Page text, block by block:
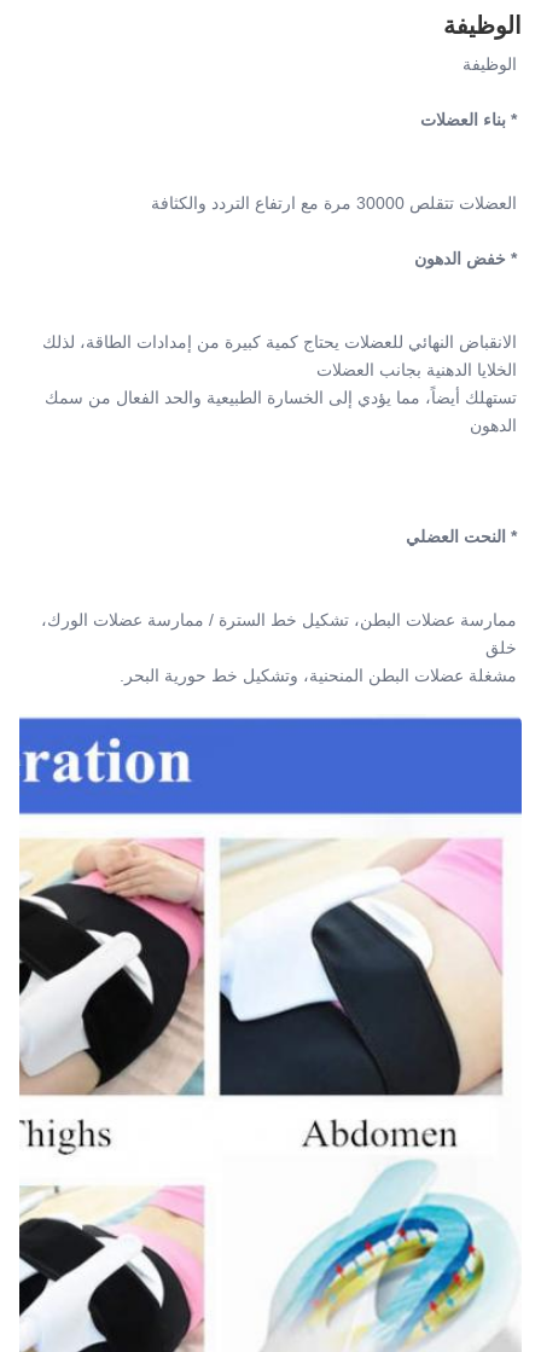
الوظيفة
الوظيفة
* بناء العضلات
العضلات تتقلص 30000 مرة مع ارتفاع التردد والكثافة
* خفض الدهون
الخلايا الدهنية بجانب العضلات
الدهون
* النحت العضلي
خلق
مشغلة عضلات البطن المنحنية، وتشكيل خط حورية البحر.